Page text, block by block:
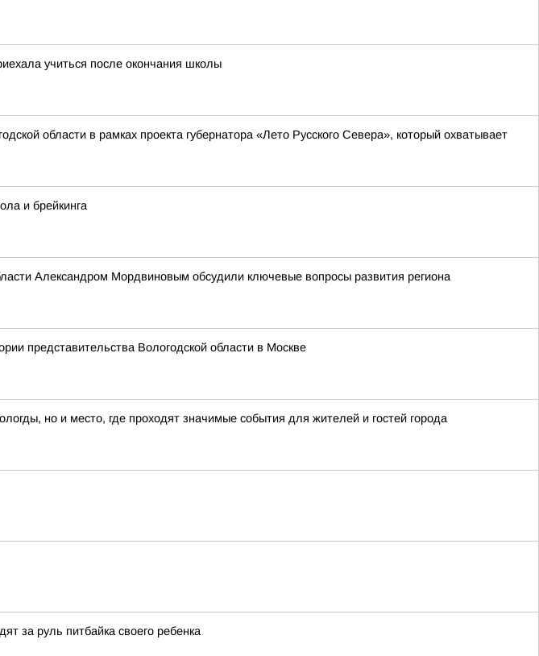
учиться после окончания школы
области в рамках проекта губернатора «Лето Русского Севера», который охватывает
и брейкинга
Александром Мордвиновым обсудили ключевые вопросы развития региона
представительства Вологодской области в Москве
но и место, где проходят значимые события для жителей и гостей города
за руль питбайка своего ребенка